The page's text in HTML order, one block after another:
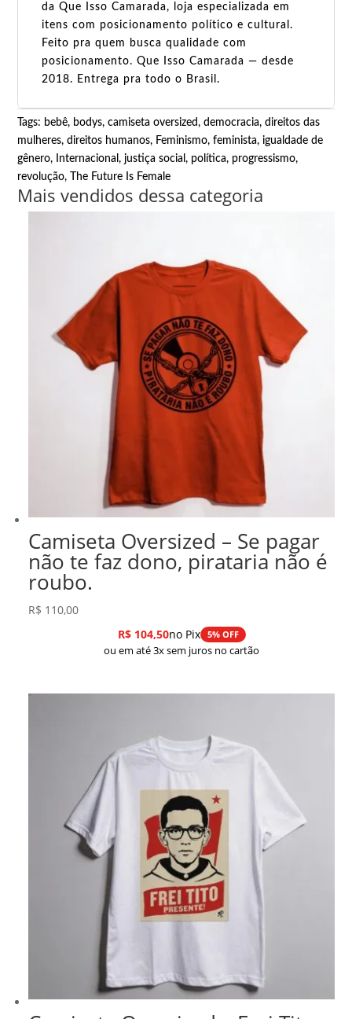
da Que Isso Camarada, loja especializada em
itens com posicionamento político e cultural.
Feito pra quem busca qualidade com
posicionamento. Que Isso Camarada — desde
2018. Entrega pra todo o Brasil.
Tags: bebê, bodys,camiseta oversized,democracia,direitos das
mulheres,direitos humanos, Feminismo,feminista,igualdade de
gênero, Internacional,justiça social, política, progressismo,
revolução,The Future Is Female
Mais vendidos dessa categoria
Camiseta Oversized – Se pagar
não te faz dono, pirataria não é
roubo.
R$ 110,00
R$104,50no Pix 5% OFF
ou em até 3x sem juros no cartão